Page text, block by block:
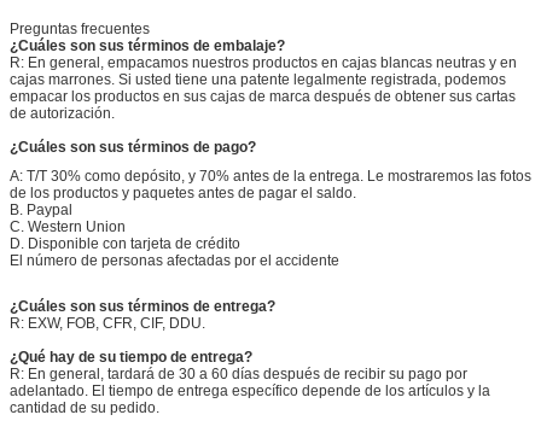
Preguntas frecuentes
¿Cuáles son sus términos de embalaje?
R: En general, empacamos nuestros productos en cajas blancas neutras y en
cajas marrones. Si usted tiene una patente legalmente registrada, podemos
empacar los productos en sus cajas de marca después de obtener sus cartas
de autorización.
¿Cuáles son sus términos de pago?
A: T/T 30% como depósito, y 70% antes de la entrega. Le mostraremos las fotos
de los productos y paquetes antes de pagar el saldo.
B. Paypal
C. Western Union
D. Disponible con tarjeta de crédito
El número de personas afectadas por el accidente
¿Cuáles son sus términos de entrega?
R: EXW, FOB, CFR, CIF, DDU.
¿Qué hay de su tiempo de entrega?
R: En general, tardará de 30 a 60 días después de recibir su pago por
adelantado. El tiempo de entrega específico depende de los artículos y la
cantidad de su pedido.